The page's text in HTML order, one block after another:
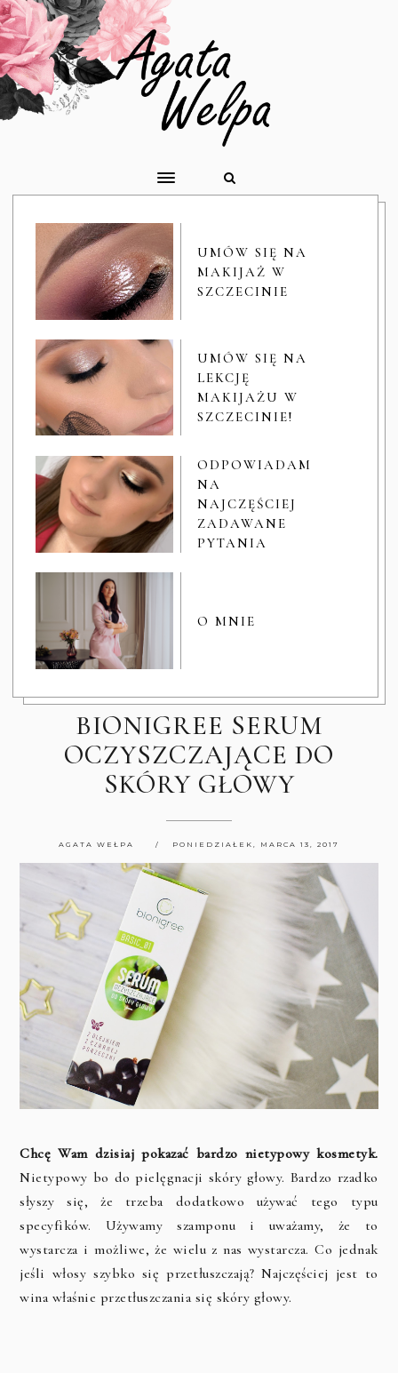
UMÓW SIĘ NA
MAKIJAŻ W
SZCZECINIE
UMÓW SIĘ NA
LEKCJĘ
MAKIJAŻU W
SZCZECINIE!
ODPOWIADAM
NA
NAJCZĘŚCIEJ
ZADAWANE
PYTANIA
O MNIE
BIONIGREE SERUM
OCZYSZCZAJĄCE DO
SKÓRY GŁOWY
AGATA WEŁPA PONIEDZIAŁEK, MARCA 13, 2017
Chcę Wam dzisiaj pokazać bardzo nietypowy kosmetyk.
Nietypowy bo do pielęgnacji skóry głowy. Bardzo rzadko
słyszy się, że trzeba dodatkowo używać tego typu
specyfików. Używamy szamponu i uważamy, że to
wystarcza i możliwe, że wielu z nas wystarcza. Co jednak
jeśli włosy szybko się przetłuszczają? Najczęściej jest to
wina właśnie przetłuszczania się skóry głowy.